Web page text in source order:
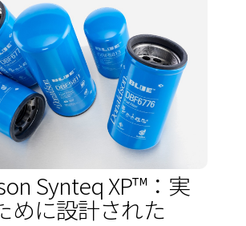
Synteq XP™：実
めに設計された